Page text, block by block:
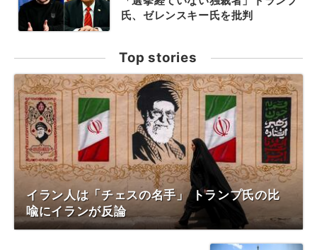
氏、ゼレンスキー氏を批判
Top stories
イラン人は「チェスの名手」 トランプ氏の比
喩にイランが反論